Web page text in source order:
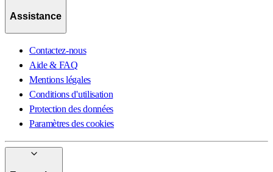
Assistance
Contactez-nous
Aide & FAQ
Mentions légales
Conditions d'utilisation
Protection des données
Paramètres des cookies